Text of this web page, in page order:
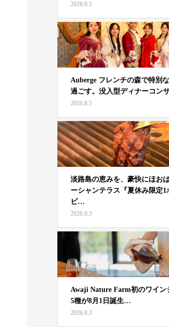
2026.8.5
Auberge フレンチの森で特別
過ごす。没入型ディナーコン
2026.8.5
淡路島の恵みを、豪快にほお
ーシャンテラス『夏休み限定1
ビ…
2026.8.3
Awaji Nature Farm初のワイン
5種が8月1日誕生…
2026.8.3